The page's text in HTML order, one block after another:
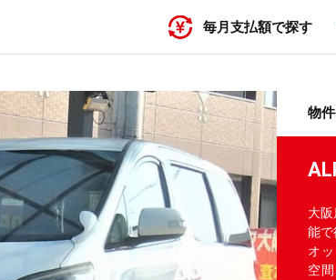
毎月支払額で探す
物
大
能
オ
空